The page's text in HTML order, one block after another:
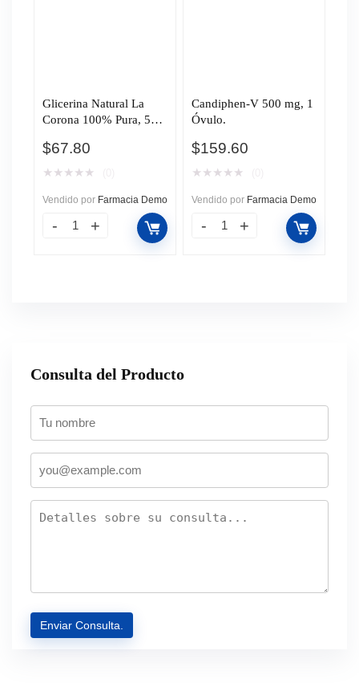
Glicerina Natural La
Corona 100% Pura, 500
$67.80
★ ★ ★ ★ ★
Vendido por Farmacia Demo
Candiphen-V 500 mg, 1
Óvulo.
$159.60
★ ★ ★ ★ ★
Vendido por Farmacia Demo
Consulta del Producto